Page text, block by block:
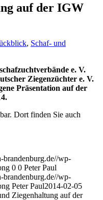
auf der IGW
, Schaf- und
e. V.
Ziegenzüchter e. V.
Präsentation auf der
Dort finden Sie auch
brandenburg.de//wp-
0 0 Peter Paul
brandenburg.de//wp-
Peter Paul2014-02-05
Ziegenhaltung auf der